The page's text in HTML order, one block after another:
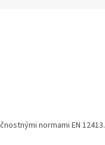
normami EN 12413.